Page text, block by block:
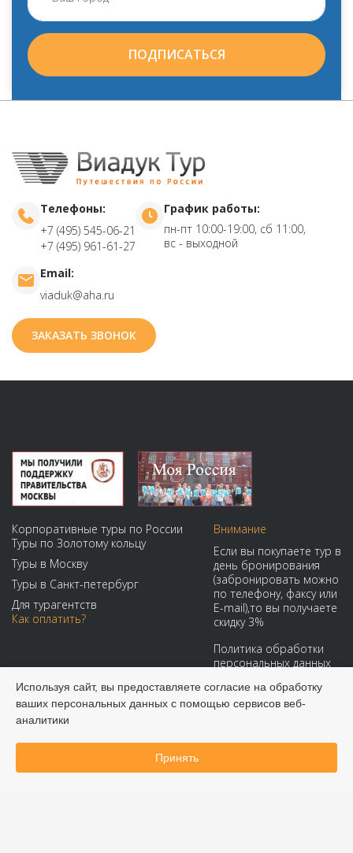
Забронировать онлайн
ПОДПИСАТЬСЯ
Телефоны:
+7 (495) 545-06-21
+7 (495) 961-61-27
График работы:
пн-пт 10:00-19:00, сб 11:00,
вс - выходной
Email:
viaduk@aha.ru
ЗАКАЗАТЬ ЗВОНОК
Корпоративные туры по России
Туры по Золотому кольцу
Туры в Москву
Туры в Санкт-петербург
Для турагентств
Как оплатить?
Внимание
Если вы покупаете тур в
день бронирования
(забронировать можно
по телефону, факсу или
E-mail),то вы получаете
скидку 3%
Политика обработки
персональных данных
Используя сайт, вы предоставляете согласие на обработку
ваших персональных данных с помощью сервисов веб-
аналитики
Принять